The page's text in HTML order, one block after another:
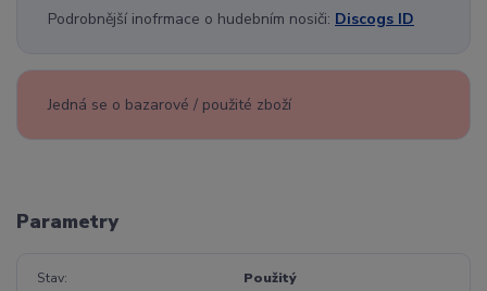
Podrobnější inofrmace o hudebním nosiči: Discogs ID
Jedná se o bazarové / použité zboží
Parametry
Stav Použitý